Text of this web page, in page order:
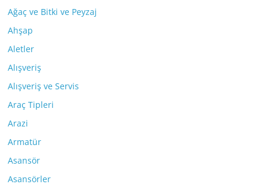
Ağaç ve Bitki ve Peyzaj
Ahşap
Aletler
Alışveriş
Alışveriş ve Servis
Araç Tipleri
Arazi
Armatür
Asansör
Asansörler